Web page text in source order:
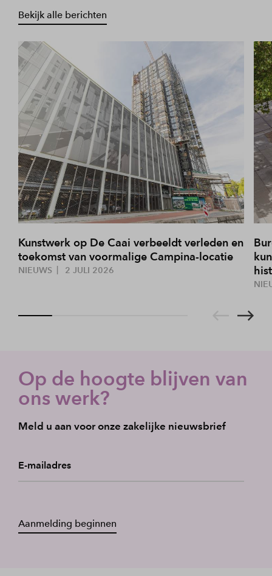
Bekijk alle berichten
Kunstwerk op De Caai verbeeldt verleden en
toekomst van voormalige Campina-locatie
NIEUWS 2 JULI 2026
Op de hoogte blijven van
ons werk?
Meld u aan voor onze zakelijke nieuwsbrief
E-mailadres
Aanmelding beginnen